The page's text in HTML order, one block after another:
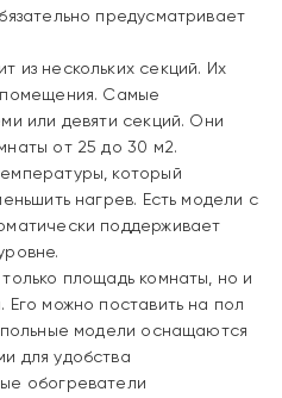
предусматривает
из нескольких секций. Их
помещения. Самые
или девяти секций. Они
от 25 до 30 м2.
который
нагрев. Есть модели с
поддерживает
площадь комнаты, но и
можно поставить на пол
модели оснащаются
для удобства
обогреватели